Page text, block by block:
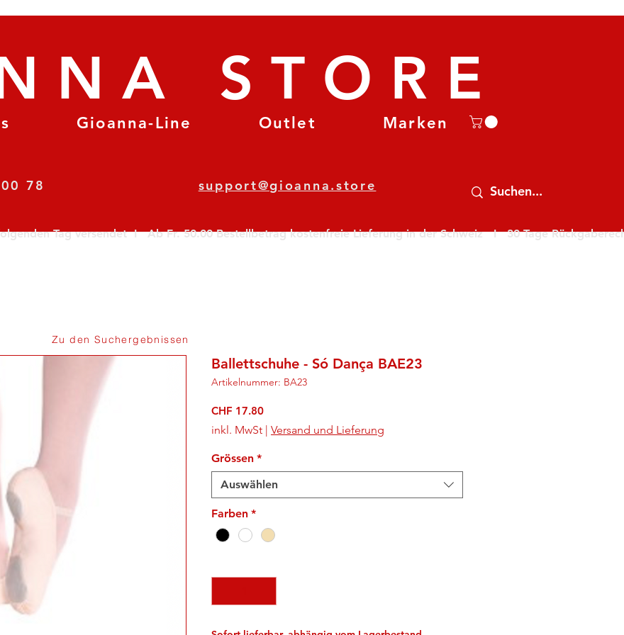
Gioanna-Line Outlet Marken
STORE
78 000 78 support@gioanna.store
Tag versendet  I   Ab Fr. 50.00 Bestellbetrag kostenfreie Lieferung in der Schweiz   I   30 Tage
Ballettschuhe - Só Dança BAE23
Artikelnummer: BA23
CHF 17.80Preis
inkl. MwSt | Versand und Lieferung
Grössen *
Auswählen
Farben *
Zu den Suchergebnissen